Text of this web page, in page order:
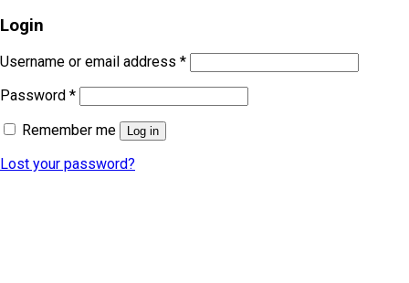
Login
Username or email address *
Password *
Remember me
Log in
Lost your password?